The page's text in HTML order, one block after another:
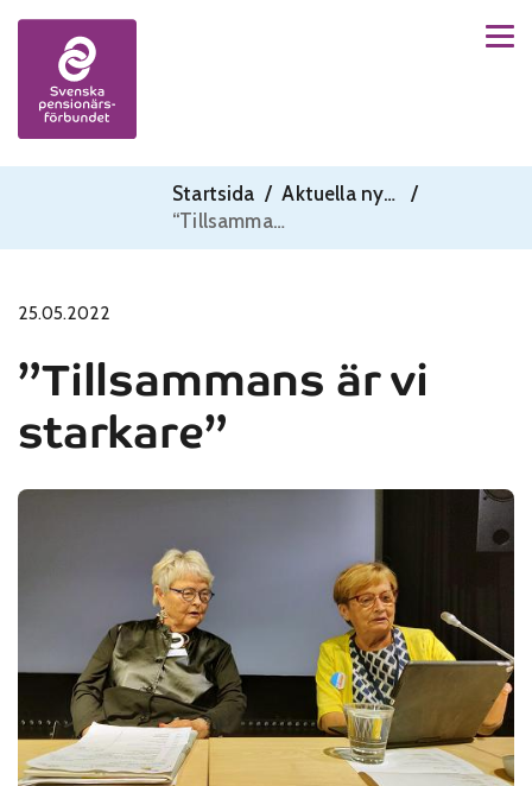
Skip to content
Startsida / Aktuella nyheter
/
“Tillsammans är vi starkare”
25.05.2022
”Tillsammans är vi
starkare”